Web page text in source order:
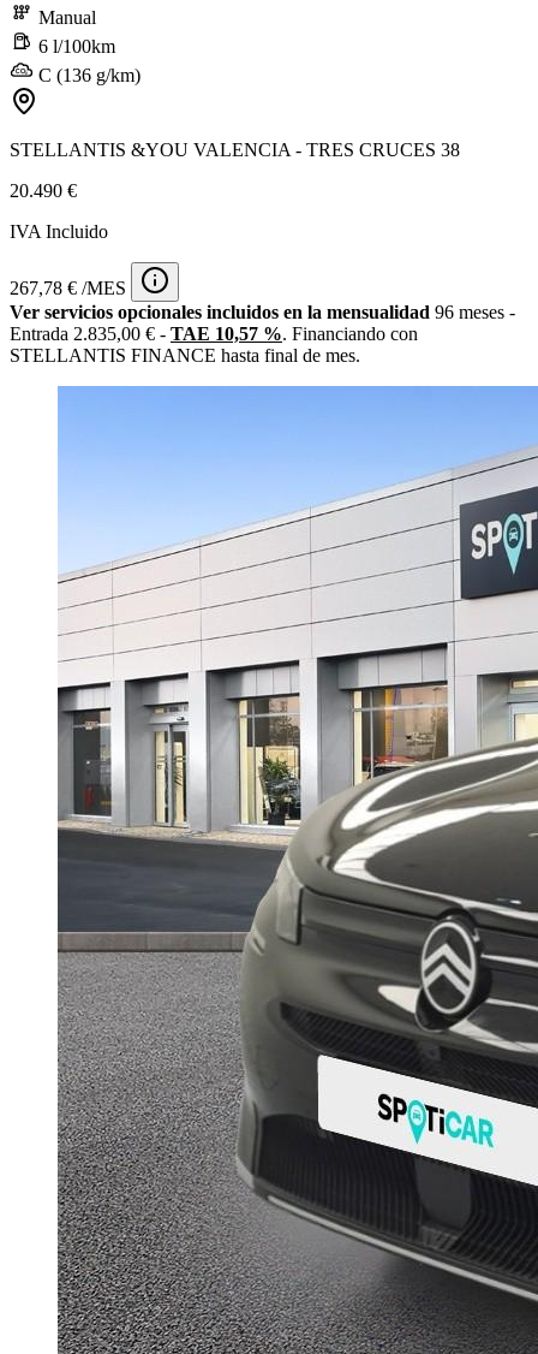
Manual
6 l/100km
C (136 g/km)
STELLANTIS &YOU VALENCIA - TRES CRUCES 38
20.490 €
IVA Incluido
267,78 € /MES
Ver servicios opcionales incluidos en la mensualidad 96 meses -
Entrada 2.835,00 € - TAE 10,57 %. Financiando con
STELLANTIS FINANCE hasta final de mes.